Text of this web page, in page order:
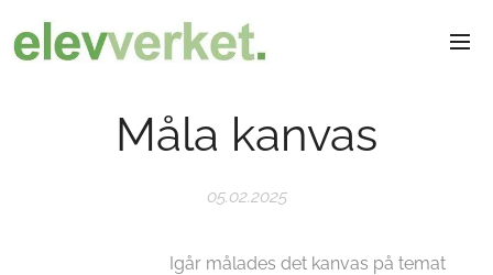
Måla kanvas
05.02.2025
Igår målades det kanvas på temat